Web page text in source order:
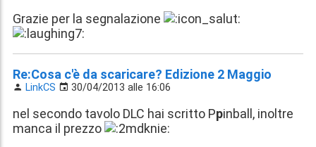
Grazie per la segnalazione
Re:Cosa c'è da scaricare? Edizione 2 Maggio
LinkCS 30/04/2013 alle 16:06
nel secondo tavolo DLC hai scritto Ppinball, inoltre
manca il prezzo